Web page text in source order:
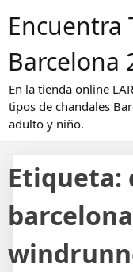
Encuentra
Barcelona
En la tienda online
tipos de chandales
adulto y niño.
Etiqueta: